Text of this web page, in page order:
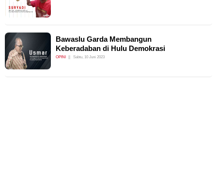
Bawaslu Garda Membangun
Keberadaban di Hulu Demokrasi
OPINI Sabtu, 10 Juni 2023